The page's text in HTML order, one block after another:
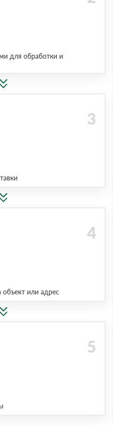
для обработки и
или адрес